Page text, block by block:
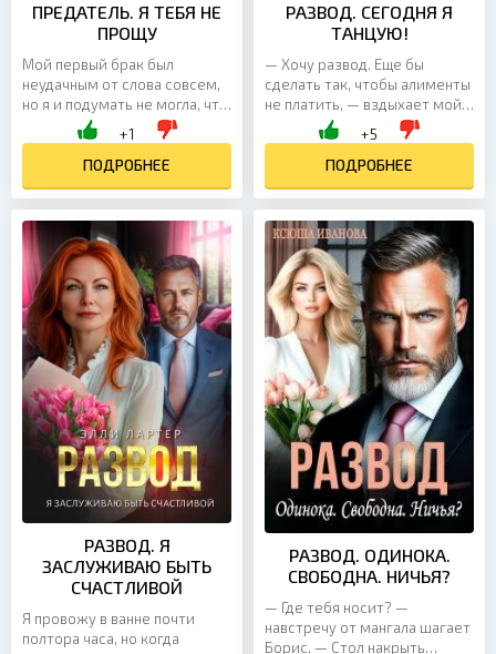
ПРЕДАТЕЛЬ. Я ТЕБЯ НЕ
ПРОЩУ
Мой первый брак был
неудачным от слова совсем,
но я и подумать не могла, что
ошибусь во второй раз,
связав свою жизнь с
изменщиком, который не
будет...
+1
ПОДРОБНЕЕ
РАЗВОД. СЕГОДНЯ Я
ТАНЦУЮ!
— Хочу развод. Еще бы
сделать так, чтобы алименты
не платить, — вздыхает мой
муженек и просит своего
бухгалтера по телефону. —
Подумайте, как это...
+5
ПОДРОБНЕЕ
РАЗВОД. Я
ЗАСЛУЖИВАЮ БЫТЬ
СЧАСТЛИВОЙ
Я провожу в ванне почти
полтора часа, но когда
РАЗВОД. ОДИНОКА.
СВОБОДНА. НИЧЬЯ?
— Где тебя носит? —
навстречу от мангала шагает
Борис. — Стол накрыть